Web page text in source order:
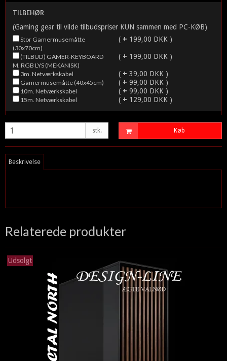
TILBEHØR
(Gaming gear til vilde tilbudspriser KUN sammen med PC-KØB)
(30x70cm)
( + 199,00 DKK )
M. RGB LYS (MEKANISK)
( + 199,00 DKK )
3m. Netværkskabel ( + 39,00 DKK )
Gamermusemåtte (40x45cm) ( + 99,00 DKK )
10m. Netværkskabel ( + 99,00 DKK )
15m. Netværkskabel ( + 129,00 DKK )
stk. Køb
Beskrivelse
Relaterede produkter
Udsolgt